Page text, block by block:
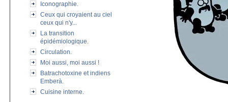
Iconographie.
Ceux qui croyaient au ciel
ceux qui n'y...
La transition
épidémiologique.
Circulation.
Moi aussi, moi aussi !
Batrachotoxine et indiens
Emberà.
Cuisine interne.